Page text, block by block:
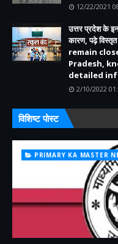
12/22/2021
उत्तर प्रदेश के
कारण, पढ़े
remain
Pradesh,
detailed
2/10/2022
विशिष्ट पोस्ट
PRIMARY KA MASTER